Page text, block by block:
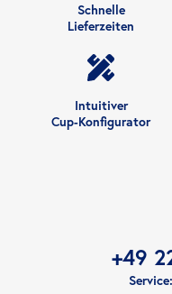
Schnelle
Lieferzeiten
Intuitiver
Cup-Konfigurator
+49